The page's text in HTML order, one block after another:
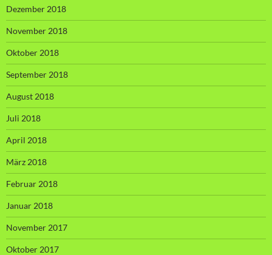
Dezember 2018
November 2018
Oktober 2018
September 2018
August 2018
Juli 2018
April 2018
März 2018
Februar 2018
Januar 2018
November 2017
Oktober 2017